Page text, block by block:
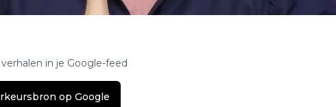
in je Google-feed
op Google